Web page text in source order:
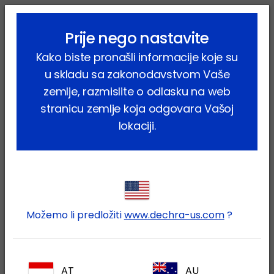
lock_outline search menu
Proizvodi
Nutritivni
Digestan
lockPrijavite se na Vaš Dechra
Prije nego nastavite
Kako biste pronašli informacije koje su
u skladu sa zakonodavstvom Vaše
zemlje, razmislite o odlasku na web
stranicu zemlje koja odgovara Vašoj
lokaciji.
Možemo li predložitiwww.dechra-us.com?
AT AU